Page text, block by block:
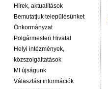
Hírek, aktualítások
Bemutatjuk településünket
Önkormányzat
Polgármesteri Hivatal
Helyi intézmények,
közszolgáltatások
MI újságunk
Választási információk